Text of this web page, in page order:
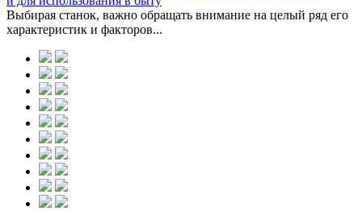
Выбирая станок, важно обращать внимание на целый ряд его
характеристик и факторов...